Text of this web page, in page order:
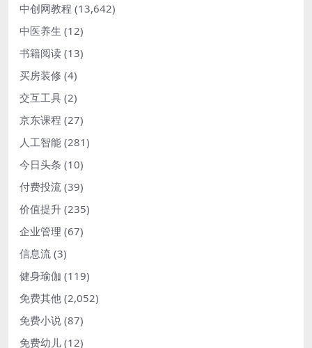
中创网教程 (13,642)
中医养生 (12)
书籍阅读 (13)
买房装修 (4)
交互工具 (2)
京东课程 (27)
人工智能 (281)
今日头条 (10)
付费投流 (39)
价值提升 (235)
企业管理 (67)
信息流 (3)
健身瑜伽 (119)
免费其他 (2,052)
免费小说 (87)
免费幼儿 (12)